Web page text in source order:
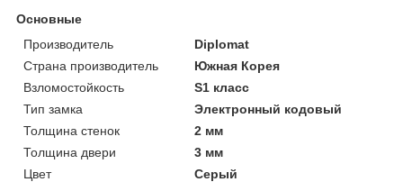
Основные
Производитель
Diplomat
Страна производитель
Южная Корея
Взломостойкость
S1 класс
Тип замка
Электронный кодовый
Толщина стенок
2 мм
Толщина двери
3 мм
Цвет
Серый